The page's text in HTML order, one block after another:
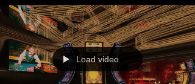
Kronos, esculturas de luz
Puedes ver el video completo aquí / Visit the link to watch
the video:
https://www.revistaad.es/lugares/articulos/kronos-homes-
ilumina-la...